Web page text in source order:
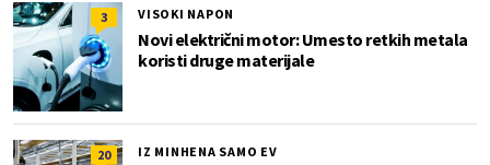
3 VISOKI NAPON
Novi električni motor: Umesto retkih metala
koristi druge materijale
20 IZ MINHENA SAMO EV